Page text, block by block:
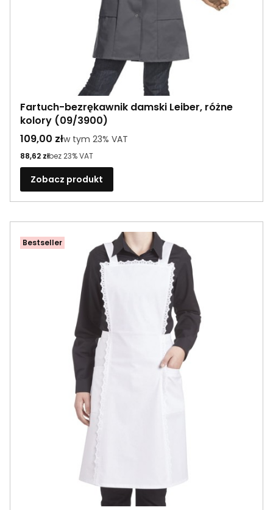
Fartuch-bezrękawnik damski Leiber, różne
kolory (09/3900)
Cena brutto
109,00 złw tym %s VAT
w tym 23% VAT
Cena netto
88,62 złbez 23% VAT
Zobacz produkt
Bestseller